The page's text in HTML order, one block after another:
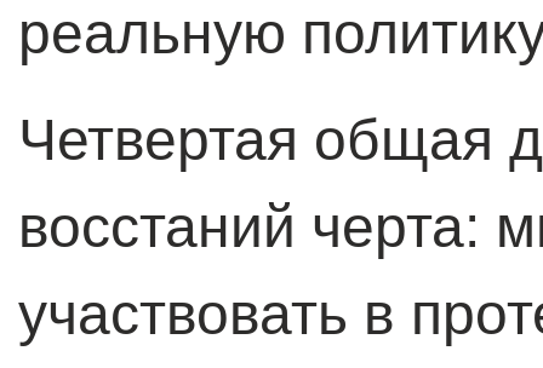
реальную
Четвертая общая
восстаний черта:
участвовать в